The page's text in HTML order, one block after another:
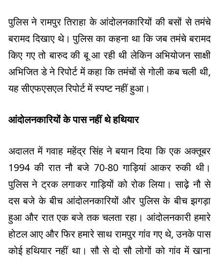
पुलिस ने रामपुर तिराहा के आंदोलनकारियों की बसों से तमंचे
बरामद दिखाए थे। पुलिस का कहना था कि जब तमंचे बरामद
किए गए तो बारुद की बू आ रही थी लेकिन अभियोजन साक्षी
अभिजित डे ने रिपोर्ट में कहा कि तमंचों से गोली कब चली थी,
यह सीएफएसएल रिपोर्ट में स्पष्ट नहीं हुआ।
आंदोलनकारियों के पास नहीं थे हथियार
अदालत में गवाह महेंद्र सिंह ने बयान दिया कि एक अक्तूबर
1994 की रात नौ बजे 70-80 गाड़ियां आकर रुकी थी।
पुलिस ने ट्रक लगाकर गाड़ियों को रोक लिया। साढ़े नौ से
दस बजे के बीच आंदोलनकारियों और पुलिस के बीच झगड़ा
हुआ और रात एक बजे तक चलता रहा। आंदोलनकारी हमारे
होटल आए और फिर हमारे साथ रामपुर गांव गए थे, उनके पास
कोई हथियार नहीं था। सौ से दो सौ लोगों को गांव में खाना